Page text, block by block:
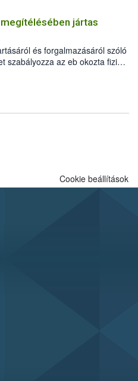
jártas
és forgalmazásáról szóló
szabályozza az eb okozta fizikai
felmerülő
veszélyes eb tartását és annak
Cookie beállítások